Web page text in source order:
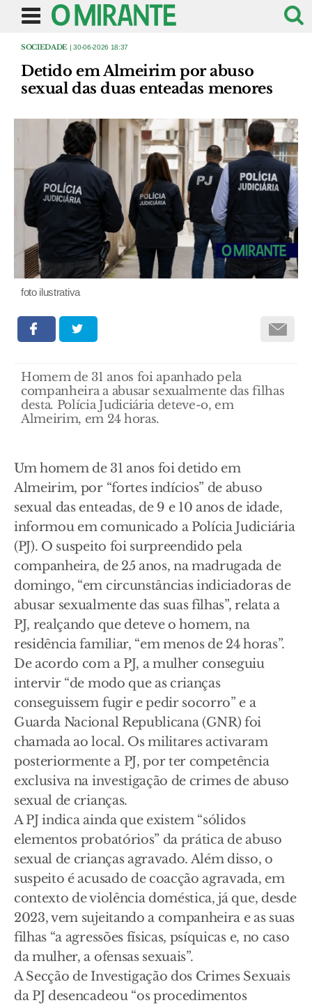
SOCIEDADE | 30-06-2026 18:37
Detido em Almeirim por abuso
sexual das duas enteadas menores
foto ilustrativa
Homem de 31 anos foi apanhado pela
companheira a abusar sexualmente das filhas
desta. Polícia Judiciária deteve-o, em
Almeirim, em 24 horas.
Um homem de 31 anos foi detido em
Almeirim, por “fortes indícios” de abuso
sexual das enteadas, de 9 e 10 anos de idade,
informou em comunicado a Polícia Judiciária
(PJ). O suspeito foi surpreendido pela
companheira, de 25 anos, na madrugada de
domingo, “em circunstâncias indiciadoras de
abusar sexualmente das suas filhas”, relata a
PJ, realçando que deteve o homem, na
residência familiar, “em menos de 24 horas”.
De acordo com a PJ, a mulher conseguiu
intervir “de modo que as crianças
conseguissem fugir e pedir socorro” e a
Guarda Nacional Republicana (GNR) foi
chamada ao local. Os militares activaram
posteriormente a PJ, por ter competência
exclusiva na investigação de crimes de abuso
sexual de crianças.
A PJ indica ainda que existem “sólidos
elementos probatórios” da prática de abuso
sexual de crianças agravado. Além disso, o
suspeito é acusado de coacção agravada, em
contexto de violência doméstica, já que, desde
2023, vem sujeitando a companheira e as suas
filhas “a agressões físicas, psíquicas e, no caso
da mulher, a ofensas sexuais”.
A Secção de Investigação dos Crimes Sexuais
da PJ desencadeou “os procedimentos